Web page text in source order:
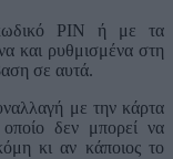
PIN ή με τα
και ρυθμισμένα στη
σε αυτά.
με την κάρτα
δεν μπορεί να
κι αν κάποιος το